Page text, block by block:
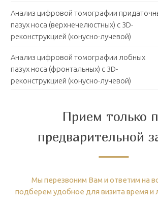
Анализ цифровой томографии
пазух носа (верхнечелюстных) с 3D-
реконструкцией (конусно-лучевой)
Анализ цифровой томографии лобных
пазух носа (фронтальных) с 3D-
реконструкцией (конусно-лучевой)
Прием только
предварительной
Мы перезвоним Вам и ответим на
подберем удобное для визита время и